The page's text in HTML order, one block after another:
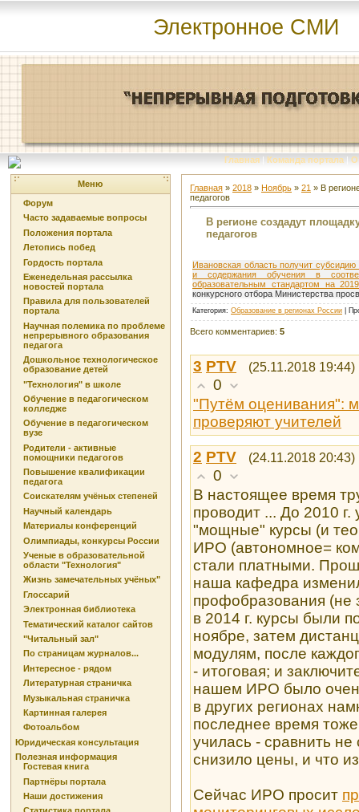
Электронное СМИ
Главная | Команда портала | О
Меню
Форум
Часто задаваемые вопросы
Положения портала
Летопись побед
Гордость портала
Еженедельная рассылка
новостей портала
Правила для пользователей
портала
Научная полемика по проблеме
непрерывного образования
педагога
Дошкольное технологическое
образование детей
"Технология" в школе
Обучение в педагогическом
колледже
Обучение в педагогическом
вузе
Родители - активные
помощники педагогов
Повышение квалификации
педагога
Соискателям учёных степеней
Научный календарь
Материалы конференций
Олимпиады, конкурсы России
Ученые в образовательной
области "Технология"
Жизнь замечательных учёных"
Глоссарий
Электронная библиотека
Тематический каталог сайтов
"Читальный зал"
По страницам журналов...
Интересное - рядом
Литературная страничка
Музыкальная страничка
Картинная галерея
Фотоальбом
Юридическая консультация
Полезная информация
Гостевая книга
Партнёры портала
Наши достижения
Главная » 2018 » Ноябрь » 21 » В
педагогов
В регионе создадут
педагогов
Ивановская область получит
и содержания обучения в
образовательным стандартом на
конкурсного отбора Министерства
Категория: Образование в регионах России
Всего комментариев: 5
3 PTV (25.11.2018 19:44)
0
"Путём оценивания":
проверяют учителей
2 PTV (24.11.2018 20:43)
0
В настоящее время
проводит ... До 2010
"мощные" курсы (и
ИРО (автономное=
стали платными.
наша кафедра
профобразования (не
в 2014 г. курсы были
ноябре, затем
модулям, после
- итоговая; и
нашем ИРО было
в других регионах
последнее время
училась - сравнить
снизило цены, и что
Сейчас ИРО просит